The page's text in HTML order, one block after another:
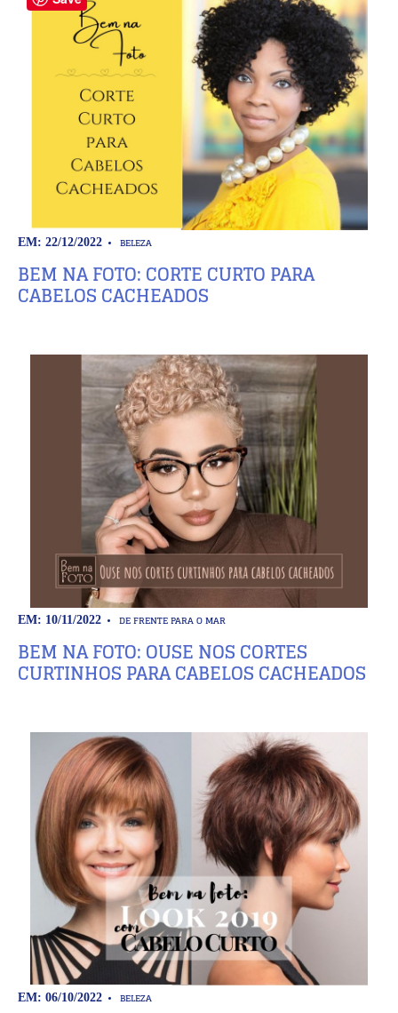
EM: 22/12/2022 BELEZA
BEM NA FOTO: CORTE CURTO PARA
CABELOS CACHEADOS
EM: 10/11/2022 DE FRENTE PARA O MAR
BEM NA FOTO: OUSE NOS CORTES
CURTINHOS PARA CABELOS CACHEADOS
EM: 06/10/2022 BELEZA